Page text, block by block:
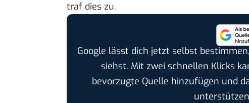
traf dies zu.
Google lässt dich jetzt selbst
siehst. Mit zwei schnellen Klicks
bevorzugte Quelle hinzufügen und